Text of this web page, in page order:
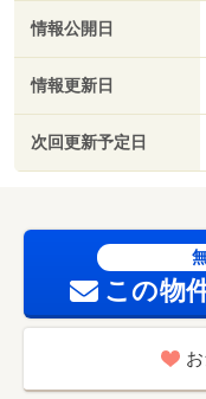
情報公開日
情報更新日
次回更新予定日
この物